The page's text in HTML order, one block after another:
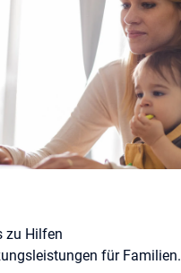
zu Hilfen
für Familien.